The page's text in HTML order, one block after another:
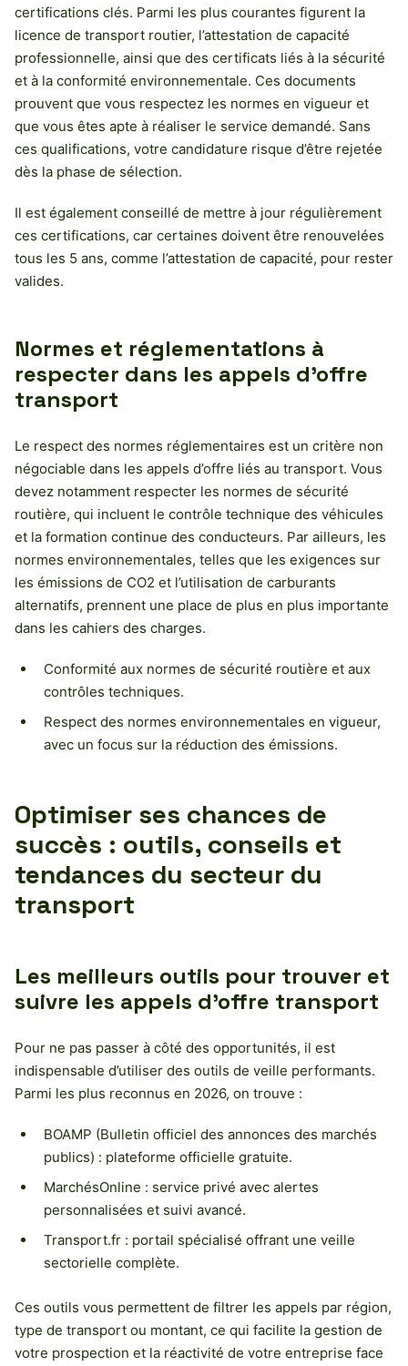
certifications clés. Parmi les plus courantes figurent la
licence de transport routier, l’attestation de capacité
professionnelle, ainsi que des certificats liés à la sécurité
et à la conformité environnementale. Ces documents
prouvent que vous respectez les normes en vigueur et
que vous êtes apte à réaliser le service demandé. Sans
ces qualifications, votre candidature risque d’être rejetée
dès la phase de sélection.
Il est également conseillé de mettre à jour régulièrement
ces certifications, car certaines doivent être renouvelées
tous les 5 ans, comme l’attestation de capacité, pour rester
valides.
Normes et réglementations à
respecter dans les appels d’offre
transport
Le respect des normes réglementaires est un critère non
négociable dans les appels d’offre liés au transport. Vous
devez notamment respecter les normes de sécurité
routière, qui incluent le contrôle technique des véhicules
et la formation continue des conducteurs. Par ailleurs, les
normes environnementales, telles que les exigences sur
les émissions de CO2 et l’utilisation de carburants
alternatifs, prennent une place de plus en plus importante
dans les cahiers des charges.
Conformité aux normes de sécurité routière et aux
contrôles techniques.
Respect des normes environnementales en vigueur,
avec un focus sur la réduction des émissions.
Optimiser ses chances de
succès : outils, conseils et
tendances du secteur du
transport
Les meilleurs outils pour trouver et
suivre les appels d’offre transport
Pour ne pas passer à côté des opportunités, il est
indispensable d’utiliser des outils de veille performants.
Parmi les plus reconnus en 2026, on trouve :
BOAMP (Bulletin officiel des annonces des marchés
publics) : plateforme officielle gratuite.
MarchésOnline : service privé avec alertes
personnalisées et suivi avancé.
Transport.fr : portail spécialisé offrant une veille
sectorielle complète.
Ces outils vous permettent de filtrer les appels par région,
type de transport ou montant, ce qui facilite la gestion de
votre prospection et la réactivité de votre entreprise face